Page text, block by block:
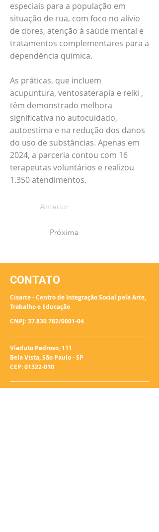
especiais para a população em
situação de rua, com foco no alívio
de dores, atenção à saúde mental e
tratamentos complementares para a
dependência química.
As práticas, que incluem
acupuntura, ventosaterapia e reiki ,
têm demonstrado melhora
significativa no autocuidado,
autoestima e na redução dos danos
do uso de substâncias. Apenas em
2024, a parceria contou com 16
terapeutas voluntários e realizou
1.350 atendimentos.
Anterior
Próxima
CONTATO
Cisarte - Centro de Integração Social pela Arte,
Trabalho e Educação
CNPJ:37.830.782/0001-04
Viaduto Pedroso, 111
Bela Vista, São Paulo - SP
CEP:01322-010